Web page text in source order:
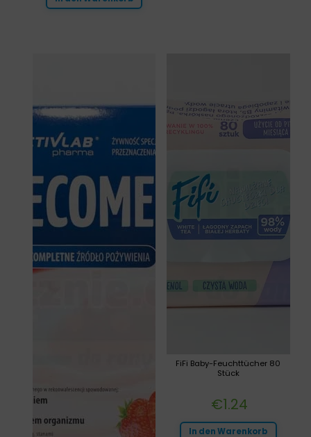
FiFi Baby-Feuchttücher 80
Stück
€1.24
In den Warenkorb